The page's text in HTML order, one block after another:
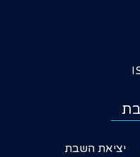
יציאת השבת